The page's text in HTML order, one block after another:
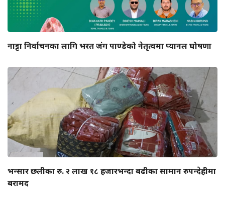
नाट्टा निर्वाचनका लागि भरत जंग पाण्डेको नेतृत्वमा प्यानल घोषणा
भन्सार छलीका रु. २ लाख १८ हजारभन्दा बढीका सामान रुपन्देहीमा
बरामद